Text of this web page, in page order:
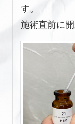
す。
施術直前に